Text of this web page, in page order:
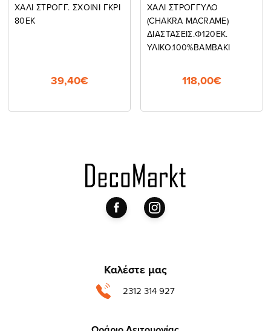
ΧΑΛΙ ΣΤΡΟΓΓ. ΣΧΟΙΝΙ ΓΚΡΙ
80ΕΚ
39,40€
ΧΑΛΙ ΣΤΡΟΓΓΥΛΟ
(CHAKRA MACRAME)
ΔΙΑΣΤΑΣΕΙΣ.Φ120ΕΚ.
ΥΛΙΚΟ.100%ΒΑΜΒΑΚΙ
118,00€
Καλέστε μας
2312 314 927